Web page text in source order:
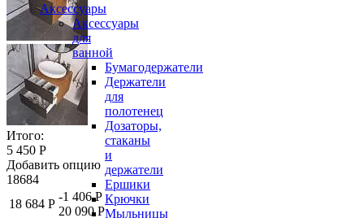
Аксессуары
Аксессуары
для
ванной
Бумагодержатели
Держатели
для
полотенец
Дозаторы,
стаканы
и
держатели
Ершики
Крючки
Мыльницы
Итого:
5 450 Р
Добавить опцию
18684
18 684 Р
-1 406 Р
20 090 Р